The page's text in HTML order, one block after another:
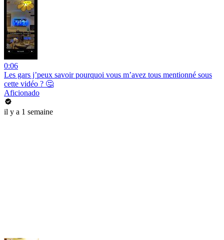
0:06
Les gars j’peux savoir pourquoi vous m’avez tous mentionné sous
cette vidéo ? 🤔
Aficionado
il y a 1 semaine